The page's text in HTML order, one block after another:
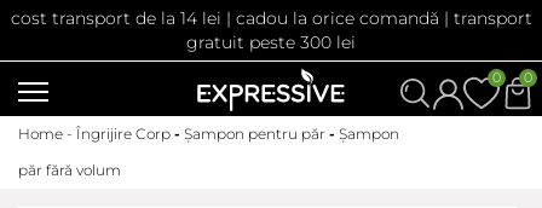
cost transport de la 14 lei | cadou la orice comandă | transport
gratuit peste 300 lei
0
0
Home - Îngrijire Corp - Șampon pentru păr - Șampon
păr fără volum